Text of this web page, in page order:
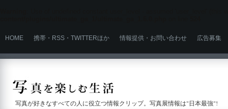
HOME 携帯・RSS・TWITTERほか 情報提供・お問い合わせ 広告募集
写真が好きなすべての人に役立つ情報クリップ。写真展情報は"日本最強"!